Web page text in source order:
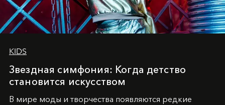
KIDS
Звездная симфония: Когда детство
становится искусством
В мире моды и творчества появляются редкие